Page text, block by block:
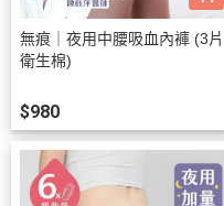
無痕｜夜用中腰吸血內褲 (3片
衛生棉)
$980